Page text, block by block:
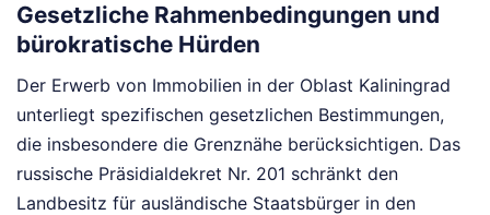
Gesetzliche Rahmenbedingungen und
bürokratische Hürden
Der Erwerb von Immobilien in der Oblast Kaliningrad
unterliegt spezifischen gesetzlichen Bestimmungen,
die insbesondere die Grenznähe berücksichtigen. Das
russische Präsidialdekret Nr. 201 schränkt den
Landbesitz für ausländische Staatsbürger in den